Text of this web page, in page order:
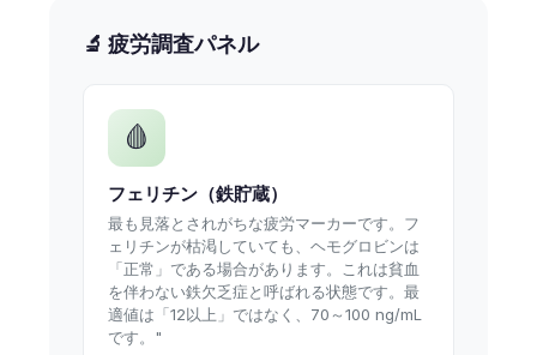
🔬 疲労調査パネル
🩸
フェリチン（鉄貯蔵）
最も見落とされがちな疲労マーカーです。フ
ェリチンが枯渇していても、ヘモグロビンは
「正常」である場合があります。これは貧血
を伴わない鉄欠乏症と呼ばれる状態です。最
適値は「12以上」ではなく、70～100 ng/mL
です。"